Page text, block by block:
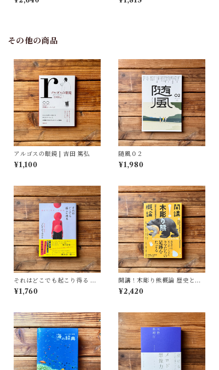
した民具コレクション | 加藤幸
その他の商品
アルゴスの眼鏡 | 吉田 篤弘
¥1,100
随風０２
¥1,980
それはどこでも起こり得る 壊
れゆく世界への抵抗 | ブレイデ
ィ みかこ
¥1,760
開講！木彫り熊概論 歴史と文
化を旅する | 北海道大学大学院
文学院文化多様性論講座博物
¥2,420